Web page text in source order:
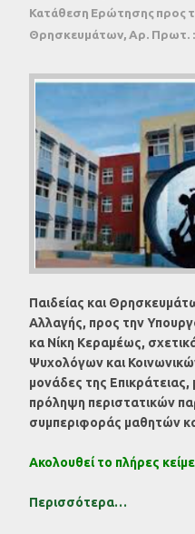
Κατάθεση Ερώτησης προς
Θρησκευμάτων, Αρ. Πρωτ.
Παιδείας και
Αλλαγής, προς την
κα Νίκη Κεραμέως,
Ψυχολόγων και
μονάδες της
πρόληψη περιστατικών
συμπεριφοράς μαθητών
Ακολουθεί το πλήρες
Περισσότερα…